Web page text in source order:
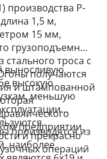
производства Р-
1,5 м,
15 мм,
грузоподъемный
троса с
получаются
и штампованной
предприятии.
выносливую
высокую
меньшую
и прекрасно
операций
производятся из
наиболее